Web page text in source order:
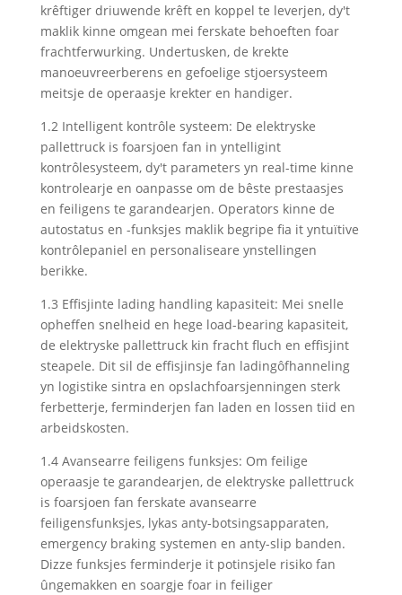
krêftiger driuwende krêft en koppel te leverjen, dy't
maklik kinne omgean mei ferskate behoeften foar
frachtferwurking. Undertusken, de krekte
manoeuvreerberens en gefoelige stjoersysteem
meitsje de operaasje krekter en handiger.
1.2 Intelligent kontrôle systeem: De elektryske
pallettruck is foarsjoen fan in yntelligint
kontrôlesysteem, dy't parameters yn real-time kinne
kontrolearje en oanpasse om de bêste prestaasjes
en feiligens te garandearjen. Operators kinne de
autostatus en -funksjes maklik begripe fia it yntuïtive
kontrôlepaniel en personaliseare ynstellingen
berikke.
1.3 Effisjinte lading handling kapasiteit: Mei snelle
opheffen snelheid en hege load-bearing kapasiteit,
de elektryske pallettruck kin fracht fluch en effisjint
steapele. Dit sil de effisjinsje fan ladingôfhanneling
yn logistike sintra en opslachfoarsjenningen sterk
ferbetterje, ferminderjen fan laden en lossen tiid en
arbeidskosten.
1.4 Avansearre feiligens funksjes: Om feilige
operaasje te garandearjen, de elektryske pallettruck
is foarsjoen fan ferskate avansearre
feiligensfunksjes, lykas anty-botsingsapparaten,
emergency braking systemen en anty-slip banden.
Dizze funksjes ferminderje it potinsjele risiko fan
ûngemakken en soargje foar in feiliger